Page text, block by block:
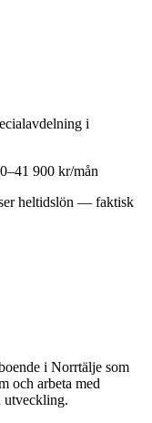
i
–41 900 kr/mån
heltidslön — faktisk
i Norrtälje som
och arbeta med
utveckling.